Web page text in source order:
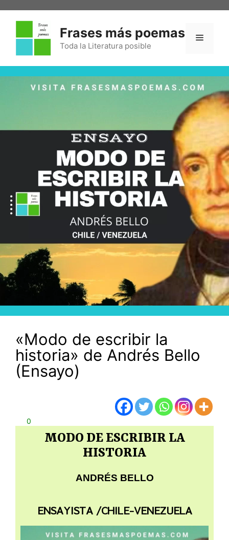
Frases más poemas
Toda la Literatura posible
«Modo de escribir la
historia» de Andrés Bello
(Ensayo)
0
MODO DE ESCRIBIR LA
HISTORIA
ANDRÉS BELLO
ENSAYISTA /CHILE-VENEZUELA